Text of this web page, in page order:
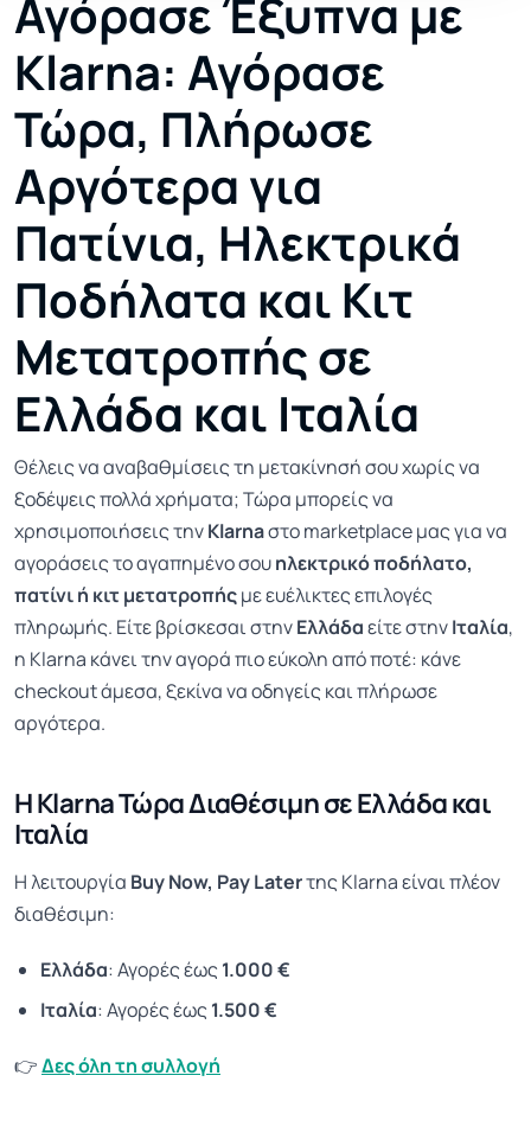
Αγόρασε Έξυπνα με
Klarna: Αγόρασε
Τώρα, Πλήρωσε
Αργότερα για
Πατίνια, Ηλεκτρικά
Ποδήλατα και Κιτ
Μετατροπής σε
Ελλάδα και Ιταλία
Θέλεις να αναβαθμίσεις τη μετακίνησή σου χωρίς να
ξοδέψεις πολλά χρήματα; Τώρα μπορείς να
χρησιμοποιήσεις τηνKlarnaστο marketplace μας για να
αγοράσεις το αγαπημένο σουηλεκτρικό ποδήλατο,
πατίνι ή κιτ μετατροπήςμε ευέλικτες επιλογές
πληρωμής. Είτε βρίσκεσαι στηνΕλλάδαείτε στηνΙταλία,
η Klarna κάνει την αγορά πιο εύκολη από ποτέ: κάνε
checkout άμεσα, ξεκίνα να οδηγείς και πλήρωσε
αργότερα.
Η Klarna Τώρα Διαθέσιμη σε Ελλάδα και
Ιταλία
Η λειτουργία Buy Now, Pay Laterτης Klarna είναι πλέον
διαθέσιμη:
Ελλάδα: Αγορές έως 1.000 €
Ιταλία: Αγορές έως 1.500 €
👉Δες όλη τη συλλογή